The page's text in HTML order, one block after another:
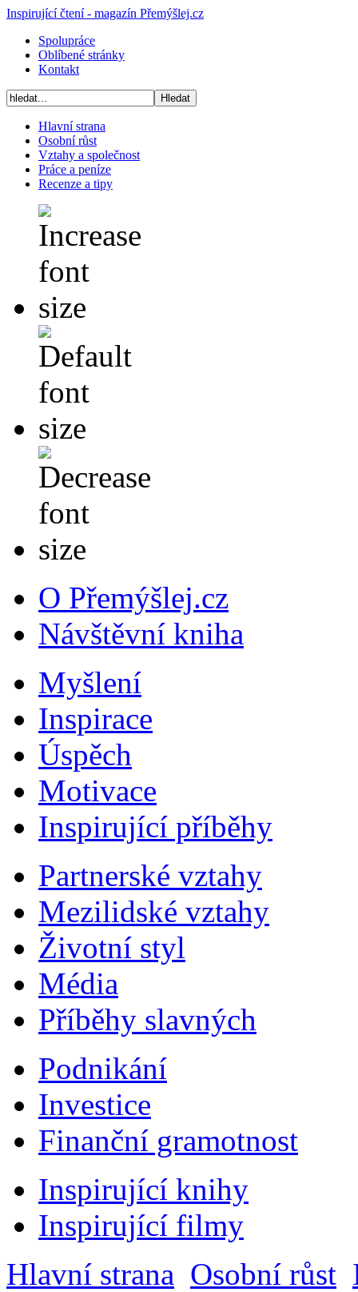
Inspirující čtení - magazín Přemýšlej.cz
Spolupráce
Oblíbené stránky
Kontakt
Hlavní strana
Osobní růst
Vztahy a společnost
Práce a peníze
Recenze a tipy
O Přemýšlej.cz
Návštěvní kniha
Myšlení
Inspirace
Úspěch
Motivace
Inspirující příběhy
Partnerské vztahy
Mezilidské vztahy
Životní styl
Média
Příběhy slavných
Podnikání
Investice
Finanční gramotnost
Inspirující knihy
Inspirující filmy
Hlavní strana Osobní růst